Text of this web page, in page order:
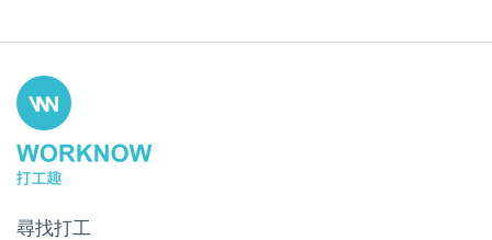
尋找打工